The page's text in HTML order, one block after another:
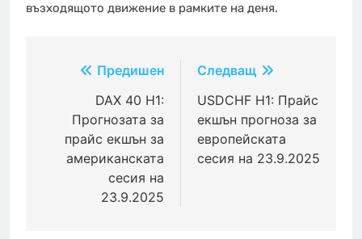
възходящото движение в рамките на деня.
Навигация
Предишен
DAX 40 H1:
Прогнозата за
прайс екшън за
американската
сесия на
23.9.2025
Следващ
USDCHF H1: Прайс
екшън прогноза за
европейската
сесия на 23.9.2025